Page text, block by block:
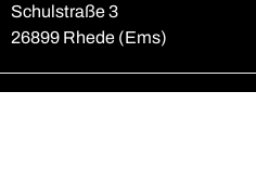
Schulstraße 3
26899 Rhede (Ems)